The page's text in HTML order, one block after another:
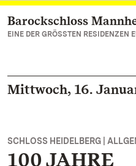
Zum Hauptinhalt
Barockschloss
EINE DER GRÖSSTEN RESIDENZEN
Mittwoch, 16.
SCHLOSS HEIDELBERG |
100 JAHRE